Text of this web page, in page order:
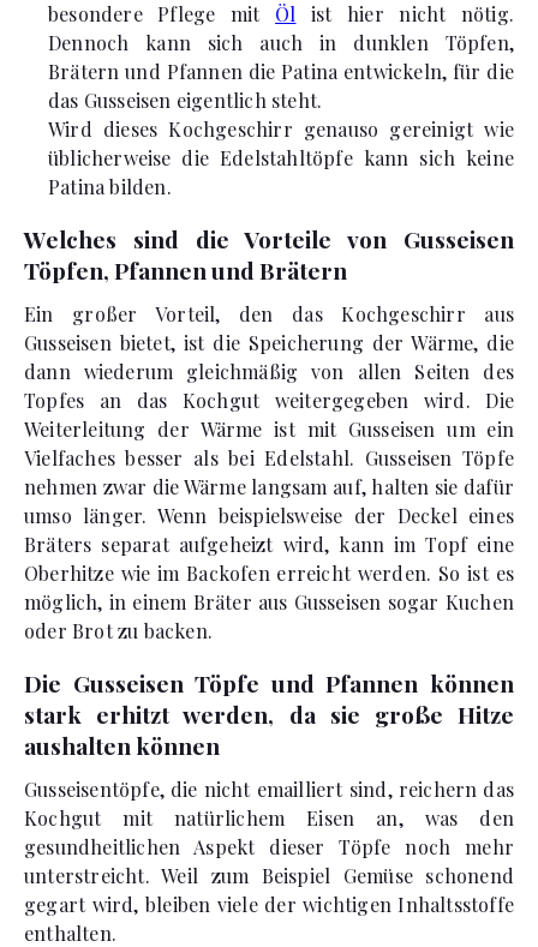
besondere Pflege mit Öl ist hier nicht nötig.
Dennoch kann sich auch in dunklen Töpfen,
Brätern und Pfannen die Patina entwickeln, für die
das Gusseisen eigentlich steht.
Wird dieses Kochgeschirr genauso gereinigt wie
üblicherweise die Edelstahltöpfe kann sich keine
Patina bilden.
Welches sind die Vorteile von Gusseisen
Töpfen, Pfannen und Brätern
Ein großer Vorteil, den das Kochgeschirr aus
Gusseisen bietet, ist die Speicherung der Wärme, die
dann wiederum gleichmäßig von allen Seiten des
Topfes an das Kochgut weitergegeben wird. Die
Weiterleitung der Wärme ist mit Gusseisen um ein
Vielfaches besser als bei Edelstahl. Gusseisen Töpfe
nehmen zwar die Wärme langsam auf, halten sie dafür
umso länger. Wenn beispielsweise der Deckel eines
Bräters separat aufgeheizt wird, kann im Topf eine
Oberhitze wie im Backofen erreicht werden. So ist es
möglich, in einem Bräter aus Gusseisen sogar Kuchen
oder Brot zu backen.
Die Gusseisen Töpfe und Pfannen können
stark erhitzt werden, da sie große Hitze
aushalten können
Gusseisentöpfe, die nicht emailliert sind, reichern das
Kochgut mit natürlichem Eisen an, was den
gesundheitlichen Aspekt dieser Töpfe noch mehr
unterstreicht. Weil zum Beispiel Gemüse schonend
gegart wird, bleiben viele der wichtigen Inhaltsstoffe
enthalten.